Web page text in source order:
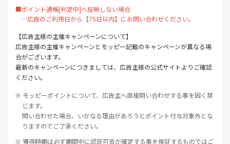
■ポイント通帳[判定中]へ反映しない場合
…広告のご利用日から【75日以内】にお問い合わせください。
【広告主様の主催キャンペーンについて】
広告主様の主催キャンペーンとモッピー記載のキャンペーンが異なる場
合がございます。
最新のキャンペーンにつきましては、広告主様の公式サイトよりご確認
ください。
※ モッピーポイントについて、広告主へ直接問い合わせする事を固く禁
じます。
問い合わせた場合、いかなる理由があろうとポイント付与対象外とな
りますのでご了承ください。
※ 獲得時期は必ず期間中に認証可否が確定する事を保証するものではご